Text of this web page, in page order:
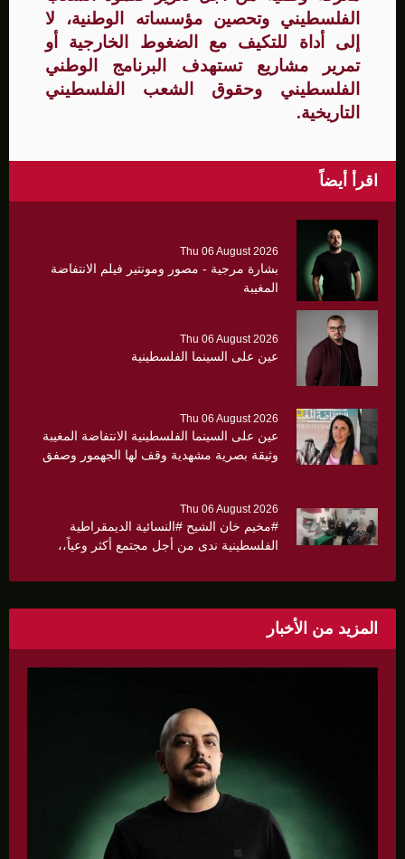
الفلسطيني وتحصين مؤسساته الوطنية، لا
إلى أداة للتكيف مع الضغوط الخارجية أو
تمرير مشاريع تستهدف البرنامج الوطني
الفلسطيني وحقوق الشعب الفلسطيني
التاريخية.
اقرأ أيضاً
Thu 06 August 2026
بشارة مرجية - مصور ومونتير فيلم الانتفاضة
المغيبة
Thu 06 August 2026
عين على السينما الفلسطينية
Thu 06 August 2026
عين على السينما الفلسطينية الانتفاضة المغيبة
وثيقة بصرية مشهدية وقف لها الجهمور وصفق
Thu 06 August 2026
#مخيم خان الشيح #النسائية الديمقراطية
الفلسطينية ندى من أجل مجتمع أكثر وعياً،،
بروشورات توعوية على سيدات الحي.
المزيد من الأخبار